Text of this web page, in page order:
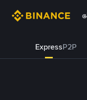
ExpressP2P